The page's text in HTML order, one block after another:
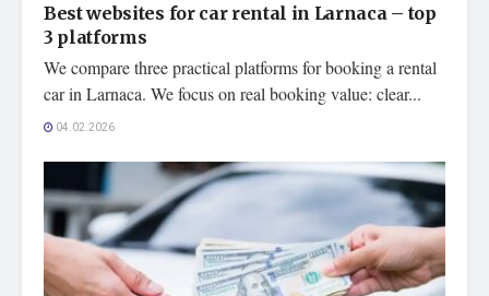
Best websites for car rental in Larnaca – top
3 platforms
We compare three practical platforms for booking a rental
car in Larnaca. We focus on real booking value: clear...
04.02.2026